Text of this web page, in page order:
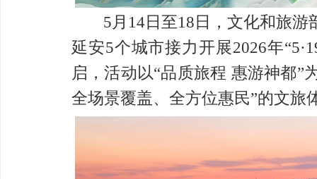
5月14日至18日，文化和旅游
延安5个城市接力开展2026年
启，活动以“品质旅程 惠游神都”
全场景覆盖、全方位惠民”的文旅